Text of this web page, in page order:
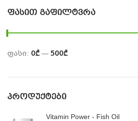
ᲤᲐᲡᲘᲗ ᲒᲐᲤᲘᲚᲢᲕᲠᲐ
ფასი: 0₾— 500₾
ᲞᲠᲝᲓᲣᲥᲢᲔᲑᲘ
Vitamin Power - Fish Oil